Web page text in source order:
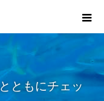
ともにチェッ